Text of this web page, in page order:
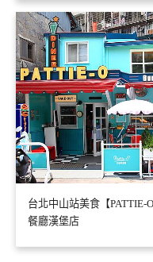
台北中山站美食【PATTIE-
餐廳漢堡店